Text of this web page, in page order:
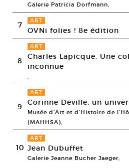
Galerie Patricia Dorfmann,
7 ART
OVNi folies ! 8e édition
8
ART
Charles Lapicque. Une
inconnue
,
9
ART
Corinne Deville, un
Musée d’Art et d’Histoire de
(MAHHSA),
10
ART
Jean Dubuffet
Galerie Jeanne Bucher Jaeger,